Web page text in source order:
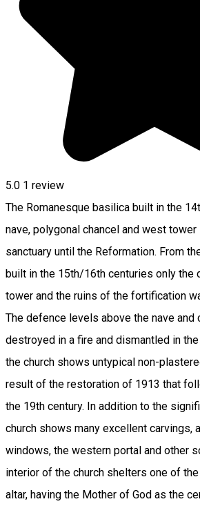
5.0 1 review
The Romanesque basilica built in the
nave, polygonal chancel and west tower
sanctuary until the Reformation. From
built in the 15th/16th centuries only the
tower and the ruins of the fortification
The defence levels above the nave and
destroyed in a fire and dismantled in
the church shows untypical non-
result of the restoration of 1913 that
the 19th century. In addition to the
church shows many excellent carvings,
windows, the western portal and other
interior of the church shelters one of
altar, having the Mother of God as the